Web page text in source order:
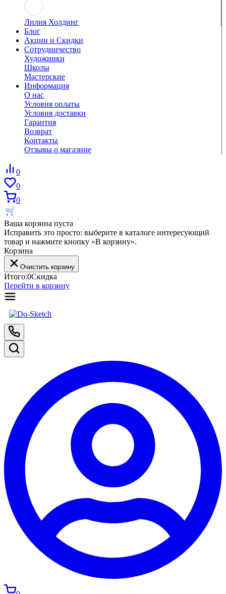
Лилия Холдинг
Блог
Акции и Скидки
Сотрудничество
Художники
Школы
Мастерские
Информация
О нас
Условия оплаты
Условия доставки
Гарантия
Возврат
Контакты
Отзывы о магазине
0
0
0
Ваша корзина пуста
Исправить это просто: выберите в каталоге интересующий
товар и нажмите кнопку «В корзину».
Корзина
Очистить корзину
Итого:0Скидка
Перейти в корзину